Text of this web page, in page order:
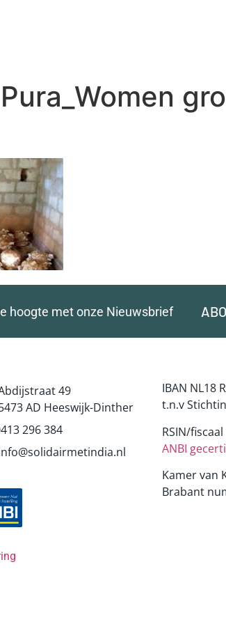
hoogte met onze Nieuwsbrief
49
AD Heeswijk-Dinther
296 384
IBAN NL18
t.n.v
RSIN/
ANBI
Kamer van
Brabant